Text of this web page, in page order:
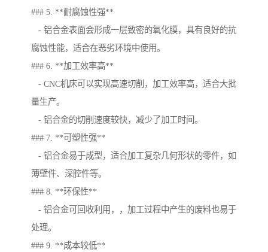
### 5. **耐腐蚀性强**
- 铝合金表面会形成一层致密的氧化膜，具有良好的抗
腐蚀性能，适合在恶劣环境中使用。
### 6. **加工效率高**
- CNC机床可以实现高速切削，加工效率高，适合大批
量生产。
- 铝合金的切削速度较快，减少了加工时间。
### 7. **可塑性强**
- 铝合金易于成型，适合加工复杂几何形状的零件，如
薄壁件、深腔件等。
### 8. **环保性**
- 铝合金可回收利用，，加工过程中产生的废料也易于
处理。
### 9. **成本较低**